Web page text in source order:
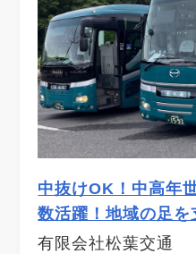
中抜けOK！中高年
数活躍！地域の足
有限会社松葉交通